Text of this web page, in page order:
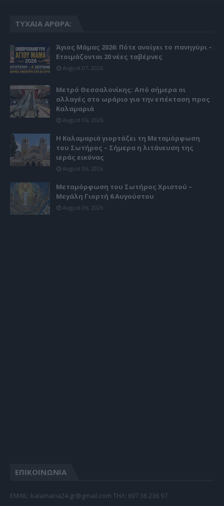
ΤΥΧΑΊΑ ΆΡΘΡΑ:
Άγιος Μάμας 2026: Πότε ανοίγει το πανηγύρι –
Ετοιμάζονται 20 νέες ταβέρνες
August 07, 2026
Μετρό Θεσσαλονίκης: Από σήμερα οι
αλλαγές στο ωράριο για την επέκταση προς
Καλαμαριά
August 06, 2026
Η Καλαμαριά γιορτάζει τη Μεταμόρφωση
του Σωτήρος – Σήμερα η λιτάνευση της
ιεράς εικόνας
August 06, 2026
Μεταμόρφωση του Σωτήρος Χριστού –
Μεγάλη Γιορτή 6 Αυγούστου
August 06, 2026
ΕΠΙΚΟΙΝΩΝΙΑ
EMAIL: kalamaria24.gr@gmail.com TΗΛ: 697 36 236 97